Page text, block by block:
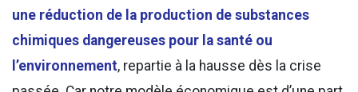
une réduction de la production de substances
chimiques dangereuses pour la santé ou
l’environnement, repartie à la hausse dès la crise